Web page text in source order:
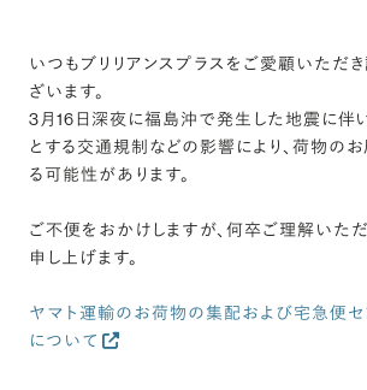
いつもブリリアンスプラスをご愛顧いただ
ざいます。
3月16日深夜に福島沖で発生した地震に伴
とする交通規制などの影響により、荷物の
る可能性があります。
ご不便をおかけしますが、何卒ご理解いた
申し上げます。
ヤマト運輸のお荷物の集配および宅急便
について